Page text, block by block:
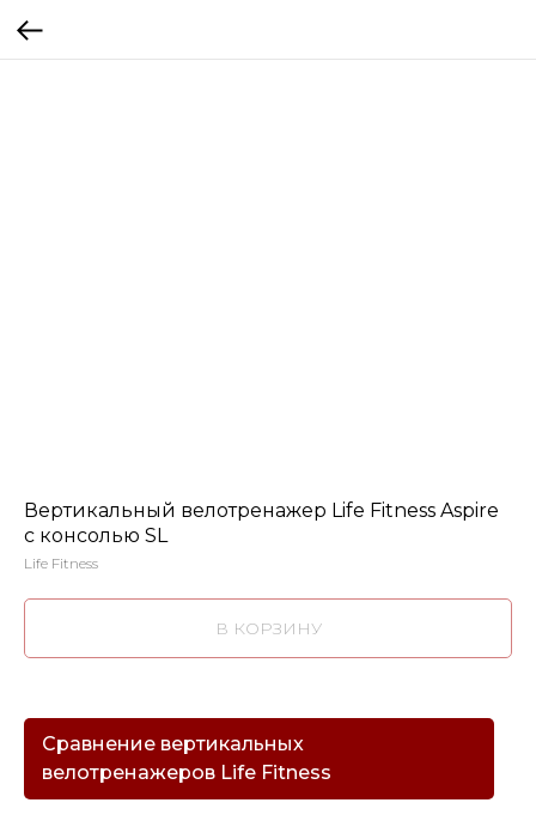
Вертикальный велотренажер Life Fitness Aspire
с консолью SL
Life Fitness
В КОРЗИНУ
Сравнение вертикальных
велотренажеров Life Fitness